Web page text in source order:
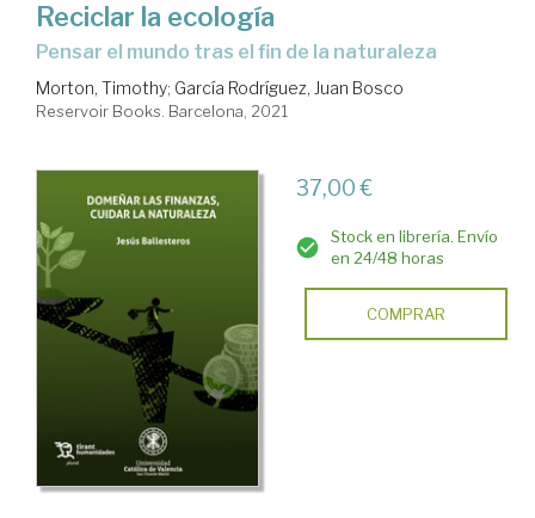
Reciclar la ecología
pensar el mundo tras el fin de la naturaleza
Morton, Timothy; García Rodríguez, Juan Bosco
Reservoir Books. Barcelona, 2021
37,00 €
Stock en librería. Envío
en 24/48 horas
COMPRAR